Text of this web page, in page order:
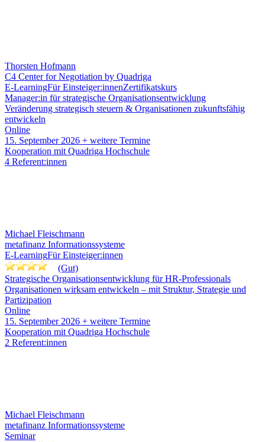
Thorsten Hofmann
C4 Center for Negotiation by Quadriga
E-LearningFür Einsteiger:innenZertifikatskurs
Manager:in für strategische Organisationsentwicklung
Veränderung strategisch steuern & Organisationen zukunftsfähig
entwickeln
Online
15. September 2026 + weitere Termine
Kooperation mit Quadriga Hochschule
4 Referent:innen
Michael Fleischmann
metafinanz Informationssysteme
E-LearningFür Einsteiger:innen
(Gut)
Strategische Organisationsentwicklung für HR-Professionals
Organisationen wirksam entwickeln – mit Struktur, Strategie und
Partizipation
Online
15. September 2026 + weitere Termine
Kooperation mit Quadriga Hochschule
2 Referent:innen
Michael Fleischmann
metafinanz Informationssysteme
Seminar